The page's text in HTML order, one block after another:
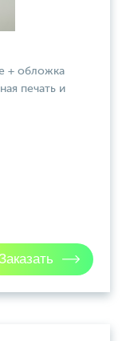
+ обложка
печать и